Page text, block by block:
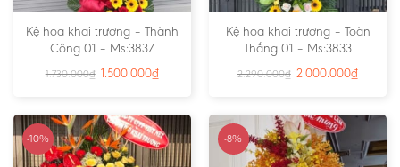
Kệ hoa khai trương – Thành
Công 01 – Ms:3837
1.730.000₫ 1.500.000₫
Kệ hoa khai trương – Toàn
Thắng 01 – Ms:3833
2.290.000₫ 2.000.000₫
-10% -8%